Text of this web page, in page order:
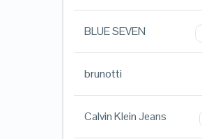
BLUE SEVEN
brunotti
Calvin Klein Jeans